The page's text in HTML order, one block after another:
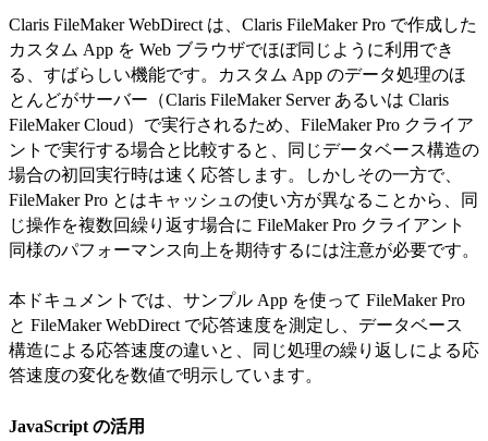
Claris FileMaker WebDirect は、Claris FileMaker Pro で作成した
カスタム App を Web ブラウザでほぼ同じように利用でき
る、すばらしい機能です。カスタム App のデータ処理のほ
とんどがサーバー（Claris FileMaker Server あるいは Claris
FileMaker Cloud）で実行されるため、FileMaker Pro クライア
ントで実行する場合と比較すると、同じデータベース構造の
場合の初回実行時は速く応答します。しかしその一方で、
FileMaker Pro とはキャッシュの使い方が異なることから、同
じ操作を複数回繰り返す場合に FileMaker Pro クライアント
同様のパフォーマンス向上を期待するには注意が必要です。
本ドキュメントでは、サンプル App を使って FileMaker Pro
と FileMaker WebDirect で応答速度を測定し、データベース
構造による応答速度の違いと、同じ処理の繰り返しによる応
答速度の変化を数値で明示しています。
JavaScript の活用